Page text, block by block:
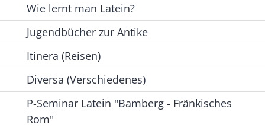
Wie lernt man Latein?
Jugendbücher zur Antike
Itinera (Reisen)
Diversa (Verschiedenes)
P-Seminar Latein "Bamberg - Fränkisches
Rom"